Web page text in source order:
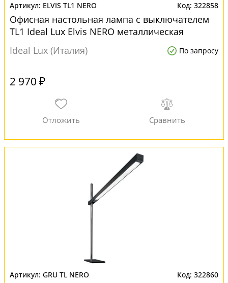
ELVIS TL1 NERO 322858
Офисная настольная лампа с выключателем
TL1 Ideal Lux Elvis NERO металлическая
Ideal Lux (Италия)
По запросу
2 970 ₽
GRU TL NERO 322860